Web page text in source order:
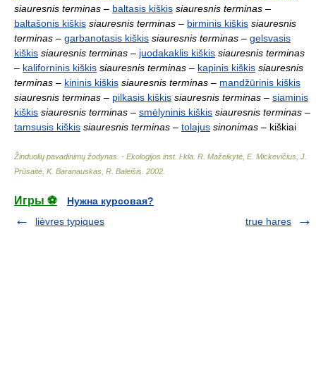
siauresnis terminas – baltasis kiškis siauresnis terminas –
baltašonis kiškis siauresnis terminas – birminis kiškis siauresnis
terminas – garbanotasis kiškis siauresnis terminas – gelsvasis
kiškis siauresnis terminas – juodakaklis kiškis siauresnis terminas
– kaliforninis kiškis siauresnis terminas – kapinis kiškis siauresnis
terminas – kininis kiškis siauresnis terminas – mandžūrinis kiškis
siauresnis terminas – pilkasis kiškis siauresnis terminas – siaminis
kiškis siauresnis terminas – smėlyninis kiškis siauresnis terminas –
tamsusis kiškis siauresnis terminas – tolajus sinonimas – kiškiai
Žinduolių pavadinimų žodynas. - Ekologijos inst. l-kla R. Mažeikytė, E. Mickevičius, J.
Prūsaitė, K. Baranauskas, R. Baleišis 2002
Игры ⚽
Нужна курсовая?
lièvres typiques
true hares